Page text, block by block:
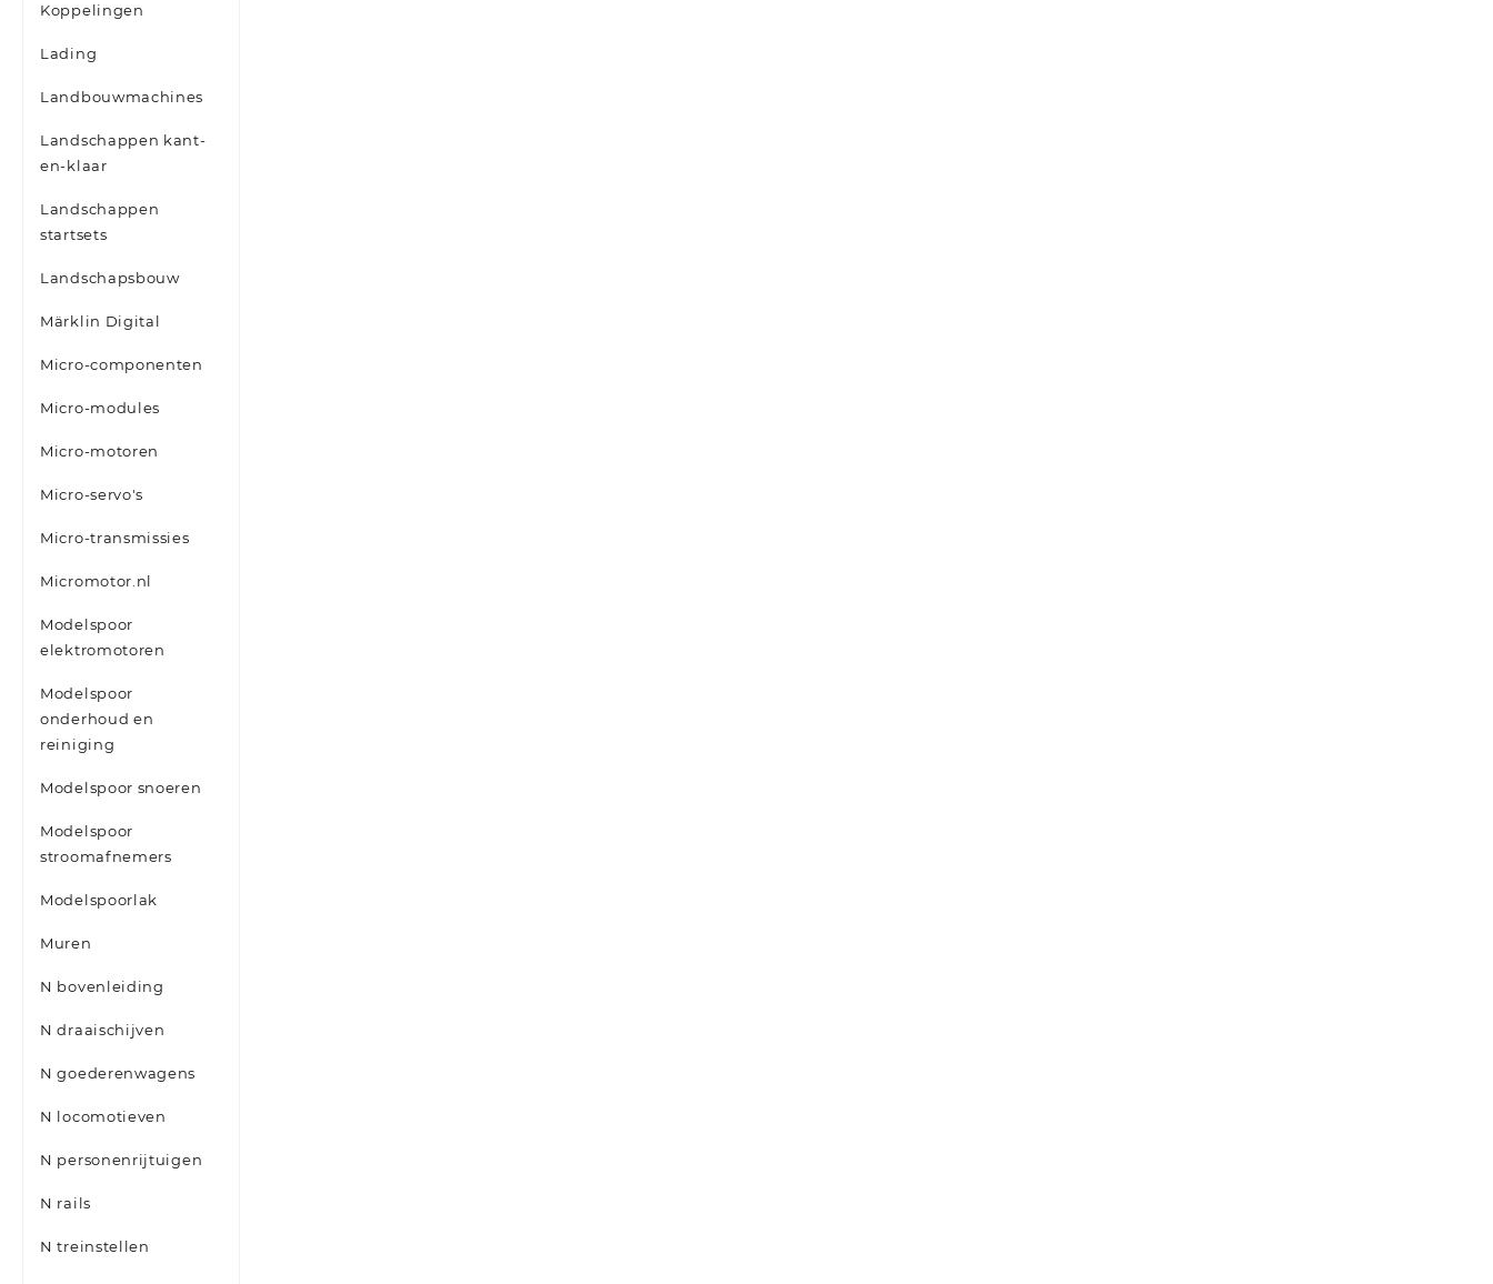
Koppelingen
Lading
Landbouwmachines
Landschappen kant-
en-klaar
Landschappen
startsets
Landschapsbouw
Märklin Digital
Micro-componenten
Micro-modules
Micro-motoren
Micro-servo's
Micro-transmissies
Micromotor.nl
Modelspoor
elektromotoren
Modelspoor
onderhoud en
reiniging
Modelspoor snoeren
Modelspoor
stroomafnemers
Modelspoorlak
Muren
N bovenleiding
N draaischijven
N goederenwagens
N locomotieven
N personenrijtuigen
N rails
N treinstellen